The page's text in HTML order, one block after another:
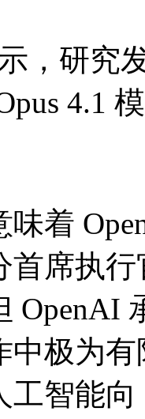
研究发
4.1
首席执
OpenAI
中极为
工智能